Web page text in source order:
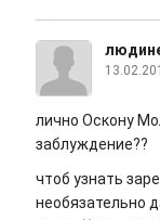
лично Оскону
заблуждение??
чтоб узнать
необязательно